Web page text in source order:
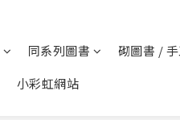
同系列圖書
砌圖書 /
小彩虹網站